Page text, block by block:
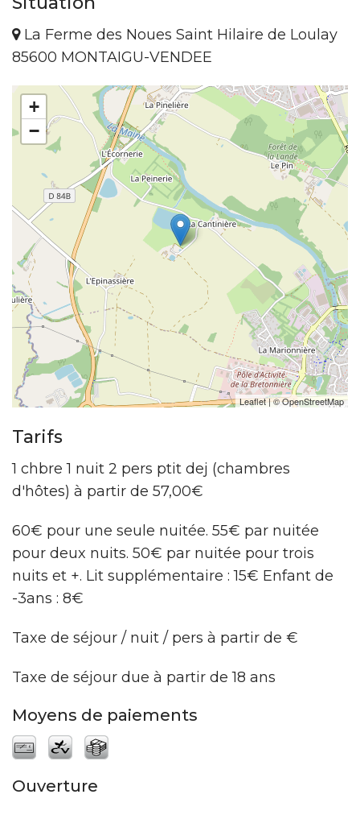
La Ferme des Noues Saint Hilaire de Loulay
85600 MONTAIGU-VENDEE
+
−
Leaflet| ©OpenStreetMap
Tarifs
1 chbre 1 nuit 2 pers ptit dej (chambres
d'hôtes) à partir de 57,00€
60€ pour une seule nuitée. 55€ par nuitée
pour deux nuits. 50€ par nuitée pour trois
nuits et +. Lit supplémentaire : 15€ Enfant de
-3ans : 8€
Taxe de séjour / nuit / pers à partir de €
Taxe de séjour due à partir de 18 ans
Moyens de paiements
Ouverture